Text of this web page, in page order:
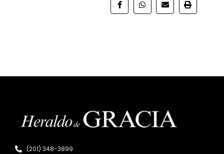
(201) 348-3899